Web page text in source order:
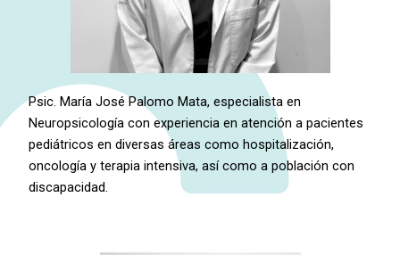
Psic. María José Palomo Mata, especialista en
Neuropsicología con experiencia en atención a pacientes
pediátricos en diversas áreas como hospitalización,
oncología y terapia intensiva, así como a población con
discapacidad.